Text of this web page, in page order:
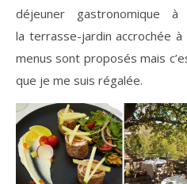
déjeuner gastronomique
la terrasse-jardin accrochée
menus sont proposés mais
que je me suis régalée.